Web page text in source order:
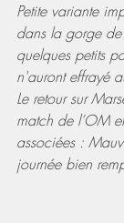
Petite variante
dans la gorge
quelques petits
n'auront effrayé
Le retour sur
match de l’OM
associées :
journée bien